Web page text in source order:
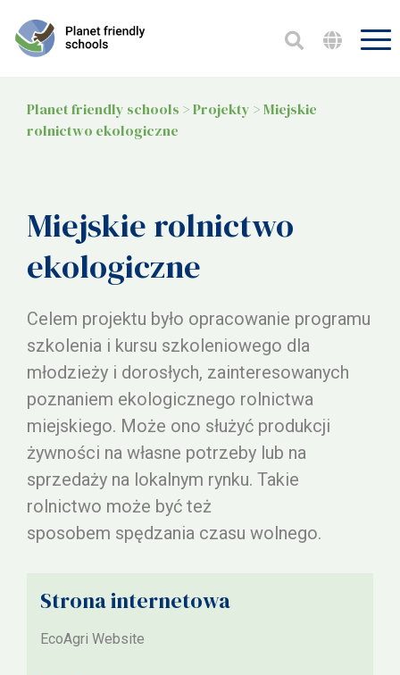
Planet friendly schools >Projekty >Miejskie
rolnictwo ekologiczne
Miejskie rolnictwo
ekologiczne
Celem projektu było opracowanie programu
szkolenia i kursu szkoleniowego dla
młodzieży i dorosłych, zainteresowanych
poznaniem ekologicznego rolnictwa
miejskiego. Może ono służyć produkcji
żywności na własne potrzeby lub na
sprzedaży na lokalnym rynku. Takie
rolnictwo może być też
sposobem spędzania czasu wolnego.
Strona internetowa
EcoAgri Website